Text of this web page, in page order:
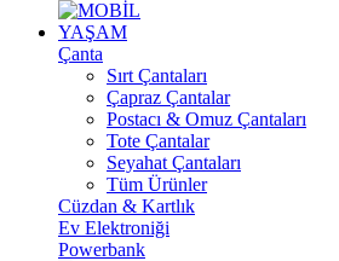
YAŞAM
Çanta
Sırt Çantaları
Çapraz Çantalar
Postacı & Omuz Çantaları
Tote Çantalar
Seyahat Çantaları
Tüm Ürünler
Cüzdan & Kartlık
Ev Elektroniği
Powerbank